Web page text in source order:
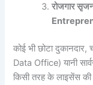
रोजगार
कोई भी छोटा दुकानदार,
Data Office) यानी
किसी तरह के लाइसेंस